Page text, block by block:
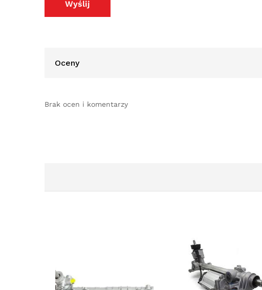
Oceny
Brak ocen i komentarzy